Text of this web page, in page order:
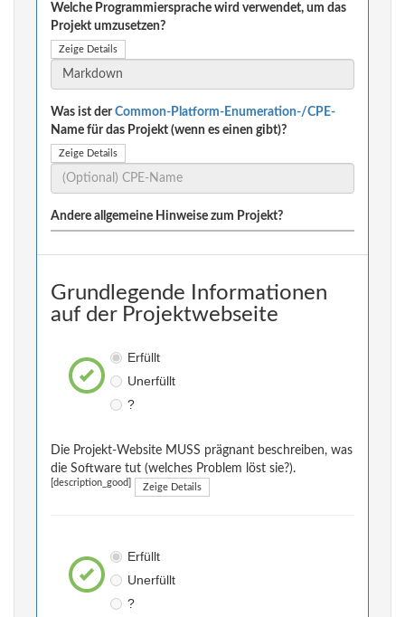
Welche Programmiersprache wird verwendet, um das
Projekt umzusetzen?
Zeige Details
Was ist derCommon-Platform-Enumeration-/CPE-
Name für das Projekt (wenn es einen gibt)?
Zeige Details
Andere allgemeine Hinweise zum Projekt?
Grundlegende Informationen
auf der Projektwebseite
Erfüllt
Unerfüllt
?
Die Projekt-Website MUSS prägnant beschreiben, was
die Software tut (welches Problem löst sie?).
[description_good] Zeige Details
Erfüllt
Unerfüllt
?